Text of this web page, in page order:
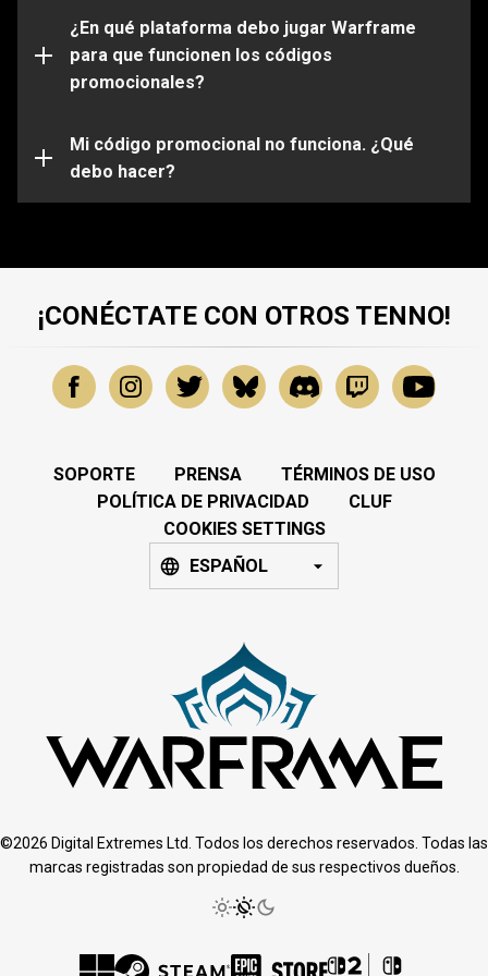
¿En qué plataforma debo jugar Warframe
para que funcionen los códigos
promocionales?
funcionarán en determinadas plataformas. Asegúrate
de iniciar sesión en tu cuenta de Warframe que esta
vinculada a la plataforma de tu elección.
Mi código promocional no funciona. ¿Qué
debo hacer?
Es posible que tu código promocional haya expirado o
problemas específicos, envía una solicitud a nuestro
equipo de atención al cliente
¡CONÉCTATE CON OTROS TENNO!
SOPORTE PRENSA
TÉRMINOS DE USO
POLÍTICA DE PRIVACIDAD
CLUF
COOKIES SETTINGS
ESPAÑOL
©2026 Digital Extremes Ltd. Todos los derechos reservados. Todas las
marcas registradas son propiedad de sus respectivos dueños.